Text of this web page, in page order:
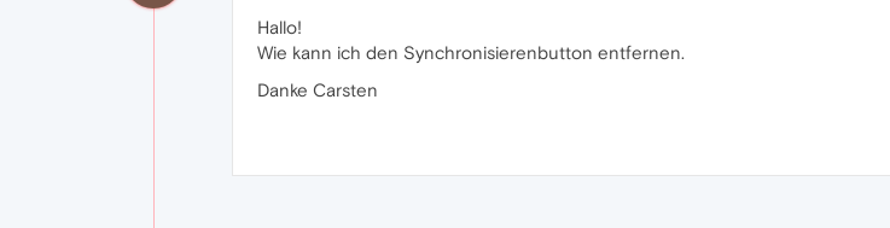
Hallo!
Wie kann ich den Synchronisierenbutton entfernen.
Danke Carsten